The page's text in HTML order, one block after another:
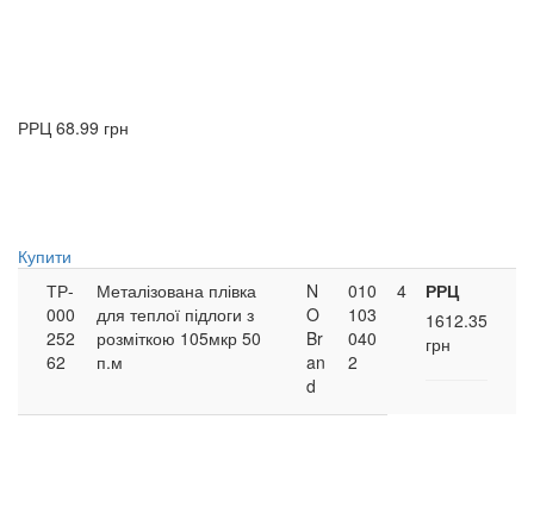
РРЦ 68.99 грн
Купити
ТР-
000
252
62
Металізована плівка
для теплої підлоги з
розміткою 105мкр 50
п.м
N
O
Br
an
d
010
103
040
2
4
РРЦ
1612.35
грн